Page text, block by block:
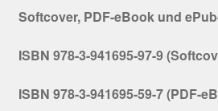
Softcover, PDF-eBook und
ISBN 978-3-941695-97-9
ISBN 978-3-941695-59-7 (PDF-